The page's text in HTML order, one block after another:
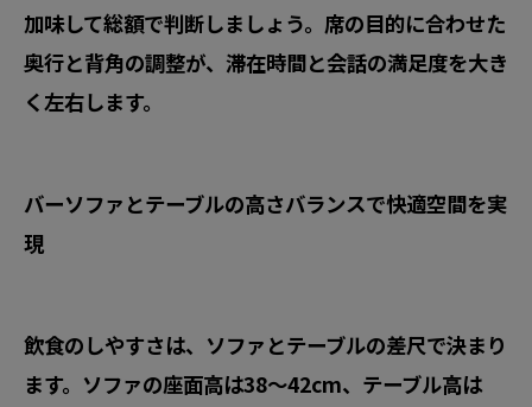
加味して総額で判断しましょう。席の目的に合わせた
奥行と背角の調整が、滞在時間と会話の満足度を大き
く左右します。
バーソファとテーブルの高さバランスで快適空間を実
現
飲食のしやすさは、ソファとテーブルの差尺で決まり
ます。ソファの座面高は38〜42cm、テーブル高は